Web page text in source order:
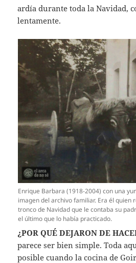
ardía durante toda la Navidad,
lentamente.
Enrique Barbara (1918-2004) con una
imagen del archivo familiar. Era él quien
tronco de Navidad que le contaba su
el último que lo había practicado.
¿POR QUÉ DEJARON DE
parece ser bien simple. Toda
posible cuando la cocina de